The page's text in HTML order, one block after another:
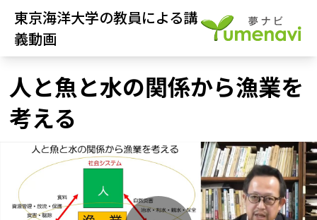
東京海洋大学の教員による講
義動画
人と魚と水の関係から漁業を
考える